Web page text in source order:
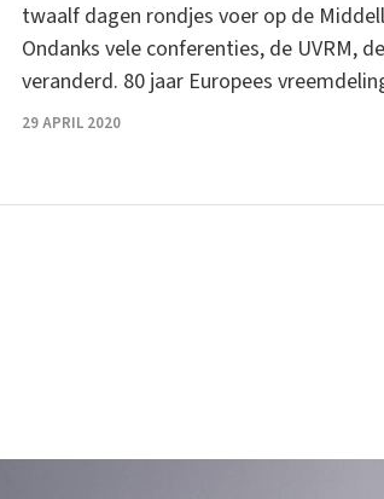
twaalf dagen rondjes voer op de
Ondanks vele conferenties, de UVRM,
veranderd. 80 jaar Europees
29 APRIL 2020